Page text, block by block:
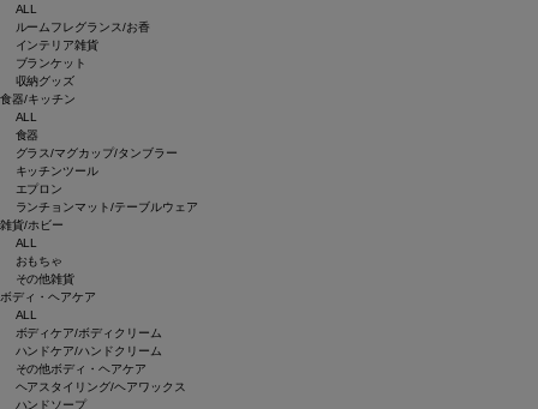
ALL
ルームフレグランス/お香
インテリア雑貨
ブランケット
収納グッズ
食器/キッチン
ALL
食器
グラス/マグカップ/タンブラー
キッチンツール
エプロン
ランチョンマット/テーブルウェア
雑貨/ホビー
ALL
おもちゃ
その他雑貨
ボディ・ヘアケア
ALL
ボディケア/ボディクリーム
ハンドケア/ハンドクリーム
その他ボディ・ヘアケア
ヘアスタイリング/ヘアワックス
ハンドソープ